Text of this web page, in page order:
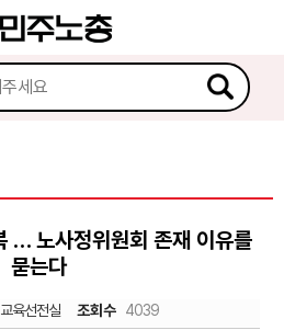
… 노사정위원회 존재 이유를
묻는다
교육선전실 조회수 4039
케치북5
케치북5